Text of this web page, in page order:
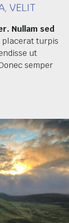
VELIT
Nullam sed
placerat turpis
ut
semper